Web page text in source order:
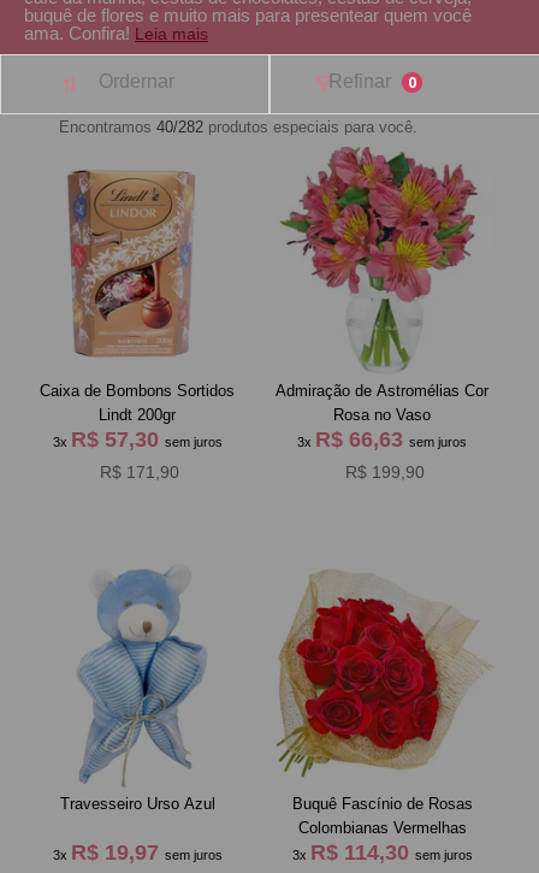
buquê de flores e muito mais para presentear quem você
ama. Confira! Leia mais
Refinar 0
Ordernar
Encontramos40/282 produtos especiais para você.
Caixa de Bombons Sortidos
Lindt 200gr
3x R$ 57,30 sem juros
R$ 171,90
Admiração de Astromélias Cor
Rosa no Vaso
3x R$ 66,63sem juros
R$ 199,90
Travesseiro Urso Azul
3x R$ 19,97 sem juros
Buquê Fascínio de Rosas
Colombianas Vermelhas
3x R$ 114,30 sem juros